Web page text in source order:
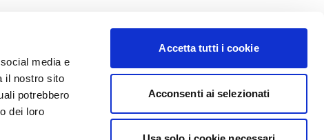
media e
il nostro sito
potrebbero
dei loro
Accetta tutti i cookie
Acconsenti ai selezionati